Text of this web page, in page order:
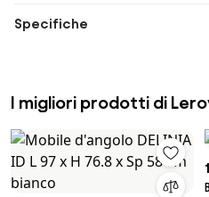
Specifiche
I migliori prodotti di